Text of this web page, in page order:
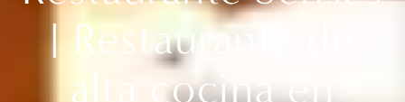
| Restaurante de
alta cocina en